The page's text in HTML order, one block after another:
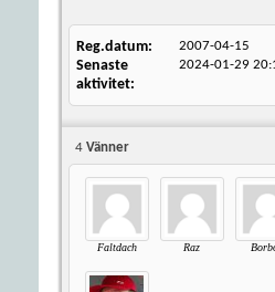
Reg.datum 2007-04-15
Senaste
aktivitet
2024-01-29
4 Vänner
Faltdach Raz